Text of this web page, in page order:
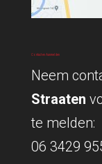
Contact en Aanmelden
Neem
Straaten
te melden:
06 3429